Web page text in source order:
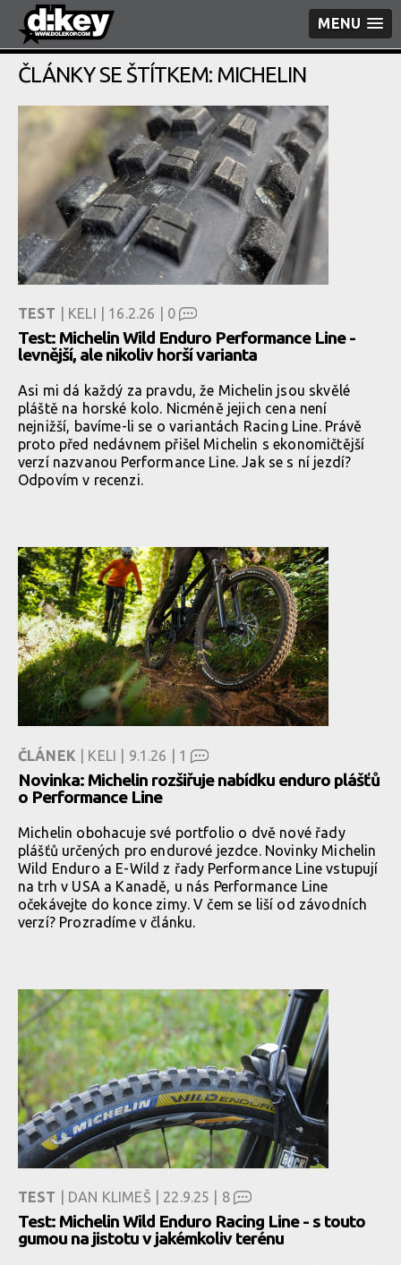
MENU
ČLÁNKY SE ŠTÍTKEM: MICHELIN
TEST | KELI | 16.2.26 | 0
Test: Michelin Wild Enduro Performance Line -
levnější, ale nikoliv horší varianta
Asi mi dá každý za pravdu, že Michelin jsou skvělé
pláště na horské kolo. Nicméně jejich cena není
nejnižší, bavíme-li se o variantách Racing Line. Právě
proto před nedávnem přišel Michelin s ekonomičtější
verzí nazvanou Performance Line. Jak se s ní jezdí?
Odpovím v recenzi.
ČLÁNEK | KELI | 9.1.26 | 1
Novinka: Michelin rozšiřuje nabídku enduro plášťů
o Performance Line
Michelin obohacuje své portfolio o dvě nové řady
plášťů určených pro endurové jezdce. Novinky Michelin
Wild Enduro a E-Wild z řady Performance Line vstupují
na trh v USA a Kanadě, u nás Performance Line
očekávejte do konce zimy. V čem se liší od závodních
verzí? Prozradíme v článku.
TEST | DAN KLIMEŠ | 22.9.25 | 8
Test: Michelin Wild Enduro Racing Line - s touto
gumou na jistotu v jakémkoliv terénu